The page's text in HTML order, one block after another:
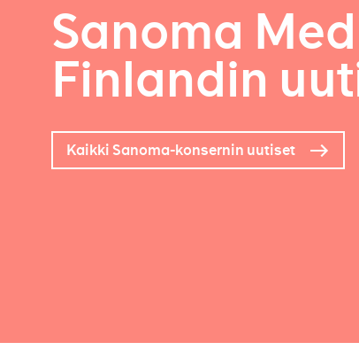
Sanoma
Finlandin
Kaikki Sanoma-konsernin uutiset